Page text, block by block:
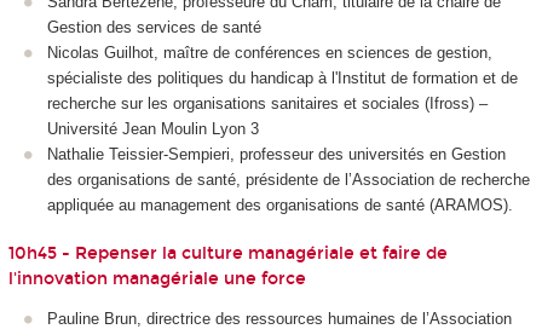
Gestion des services de santé
Nicolas Guilhot, maître de conférences en sciences de gestion,
spécialiste des politiques du handicap à l'Institut de formation et de
recherche sur les organisations sanitaires et sociales (Ifross) –
Université Jean Moulin Lyon 3
Nathalie Teissier-Sempieri, professeur des universités en Gestion
des organisations de santé, présidente de l’Association de recherche
appliquée au management des organisations de santé (ARAMOS).
10h45 - Repenser la culture managériale et faire de
l'innovation managériale une force
Pauline Brun, directrice des ressources humaines de l’Association